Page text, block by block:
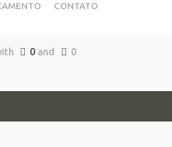
CONTATO
0 and 0